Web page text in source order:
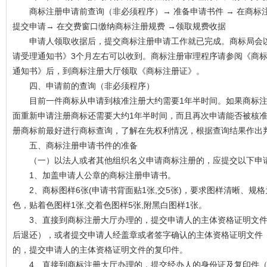
商标注册申请前查询（非必须程序）→ 准备申请书件 → 在商标
提交申请→ 在交费窗口缴纳商标注册规费 →领取规费收据
申请人领取收据后，提交商标注册申请工作就已完成。商标局会
请受理通知书》3个月左右可以收到。商标注册审理程序请参阅《商
通知书》后，到商标注册大厅领取《商标注册证》。
四、申请前的查询（非必须程序）
目前一件商标从申请到核准注册大约需要1年半时间。如果商标
面重新申请注册商标还需要大约1年半时间，而且再次申请能否被核
册商标前最好进行商标查询，了解在先权利情况，根据查询结果作
五、商标注册申请书件的准备
（一）以法人或者其他组织名义申请商标注册的，应提交以下申
1、加盖申请人公章的商标注册申请书。
2、商标图样6张(申请书背面贴1张,交5张)，要求图样清晰、规格
色，贴着色图样1张,交着色图样5张,附黑白图样1张。
3、直接到商标注册大厅办理的，提交申请人的主体资格证明文
后退还），或者提交申请人经盖章或者签字确认的主体资格证明文
的，提交申请人的主体资格证明文件的复印件。
4、直接到商标注册大厅办理的，提交经办人的身份证及复印件